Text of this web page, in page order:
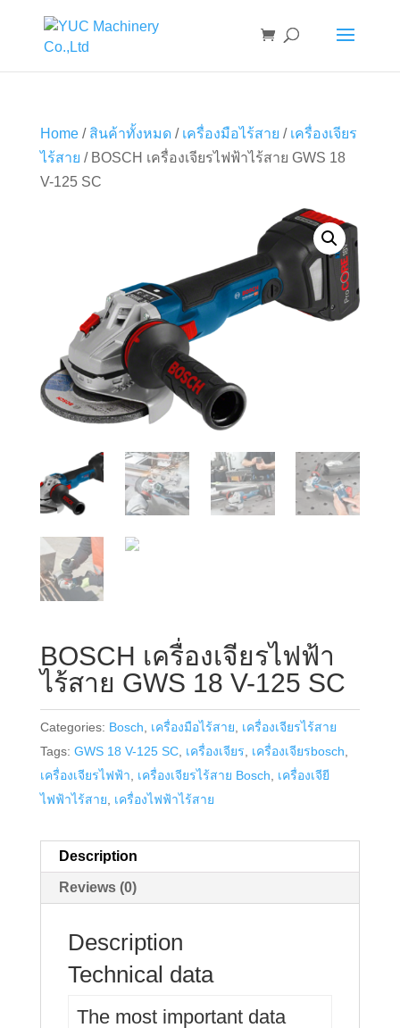
Home/ สินค้าทั้งหมด/ เครื่องมือไร้สาย / เครื่องเจียร
ไร้สาย / BOSCH เครื่องเจียรไฟฟ้าไร้สาย GWS 18
V-125 SC
BOSCH เครื่องเจียรไฟฟ้า
ไร้สาย GWS 18 V-125 SC
Categories: Bosch เครื่องมือไร้สาย
เครื่องเจียรไร้สาย
Tags: GWS 18 V-125 SC, เครื่องเจียร เครื่องเจียรbosch
เครื่องเจียรไฟฟ้า
เครื่องเจียรไร้สาย Bosch
เครื่องเจียี
ไฟฟ้าไร้สาย
เครื่องไฟฟ้าไร้สาย
Description
Reviews (0)
Description
Technical data
The most important data